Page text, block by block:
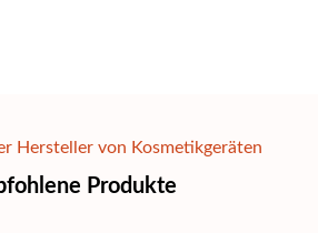
company FS laser since
focused to develop the
and provide a high-class services
Hersteller von Kosmetikgeräten
Produkte